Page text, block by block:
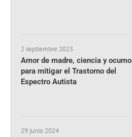
2 septiembre 2023
Amor de madre, ciencia y ocumo
para mitigar el Trastorno del
Espectro Autista
29 junio 2024